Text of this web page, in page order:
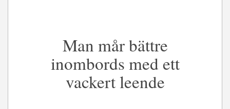
Man mår bättre
inombords med ett
vackert leende